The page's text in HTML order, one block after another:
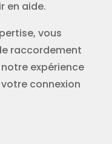
en aide.
vous
raccordement
expérience
connexion